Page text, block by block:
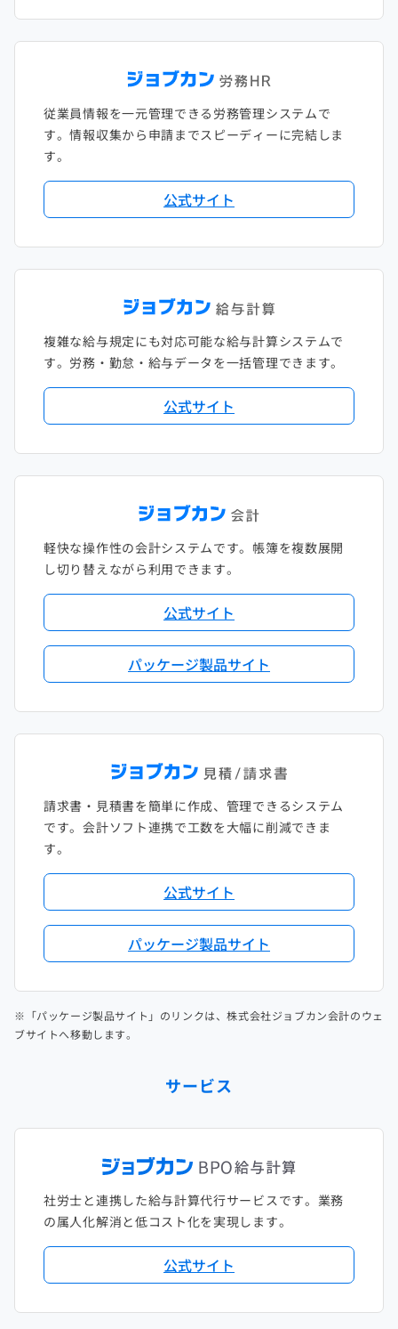
従業員情報を一元管理できる労務管理システムで
す。情報収集から申請までスピーディーに完結しま
す。
公式サイト
複雑な給与規定にも対応可能な給与計算システムで
す。労務・勤怠・給与データを一括管理できます。
公式サイト
軽快な操作性の会計システムです。帳簿を複数展開
し切り替えながら利用できます。
公式サイト
パッケージ製品サイト
請求書・見積書を簡単に作成、管理できるシステム
です。会計ソフト連携で工数を大幅に削減できま
す。
公式サイト
パッケージ製品サイト
※「パッケージ製品サイト」のリンクは、株式会社ジョブカン会計のウェ
ブサイトへ移動します。
サービス
社労士と連携した給与計算代行サービスです。業務
の属人化解消と低コスト化を実現します。
公式サイト